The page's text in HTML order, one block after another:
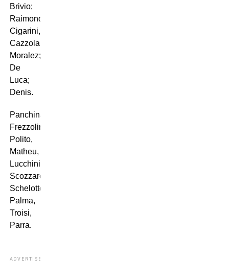
Brivio;
Raimondi,
Cigarini,
Cazzola,
Moralez;
De
Luca;
Denis.
Panchina:
Frezzolini,
Polito,
Matheu,
Lucchini,
Scozzarella,
Schelotto,
Palma,
Troisi,
Parra.
ADVERTISEMENT